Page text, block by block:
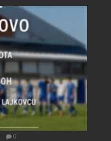
0